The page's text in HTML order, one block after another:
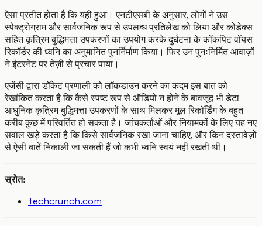
ऐसा प्रतीत होता है कि यही हुआ। एनटीएसबी के अनुसार, लोगों ने उस
स्पेक्ट्रोग्राम और सार्वजनिक रूप से उपलब्ध प्रतिलेख को लिया और कोडेक्स
सहित कृत्रिम बुद्धिमत्ता उपकरणों का उपयोग करके दुर्घटना के कॉकपिट वॉयस
रिकॉर्डर की ध्वनि का अनुमानित पुनर्निर्माण किया। फिर उन पुनःनिर्मित आवाज़ों
ने इंटरनेट पर तेज़ी से प्रचार पाया।
एजेंसी द्वारा डॉकेट प्रणाली को लॉकडाउन करने का कदम इस बात को
रेखांकित करता है कि कैसे स्पष्ट रूप से ऑडियो न होने के बावजूद भी डेटा
आधुनिक कृत्रिम बुद्धिमत्ता उपकरणों के साथ मिलकर मूल रिकॉर्डिंग के बहुत
करीब कुछ में परिवर्तित हो सकता है। जांचकर्ताओं और नियामकों के लिए यह नए
सवाल खड़े करता है कि किसे सार्वजनिक रखा जाना चाहिए, और किन दस्तावेज़ों
से ऐसी बातें निकाली जा सकती हैं जो कभी ध्वनि स्वयं नहीं रखती थीं।
स्रोत:
techcrunch.com